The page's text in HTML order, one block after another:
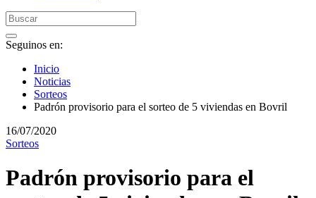
Seguinos en:
Inicio
Noticias
Sorteos
Padrón provisorio para el sorteo de 5 viviendas en Bovril
16/07/2020
Sorteos
Padrón provisorio para el